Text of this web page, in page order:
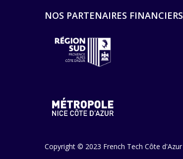
NOS PARTENAIRES FINANCIERS
Copyright © 2023 French Tech Côte d'Azur